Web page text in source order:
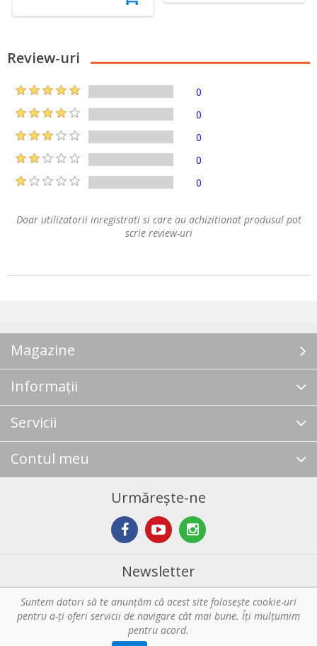
Review-uri
0
0
0
0
0
Doar utilizatorii inregistrati si care au achizitionat produsul pot
scrie review-uri
Magazine
Informații
Servicii
Contul meu
Urmărește-ne
Newsletter
Abonare
Copyright © 2026 Horeca - Pentru profesionistii din bucatarie. Toate
Suntem datori să te anunţăm că acest site foloseşte cookie-uri
pentru a-ți oferi servicii de navigare cât mai bune. Îţi mulțumim
pentru acord.